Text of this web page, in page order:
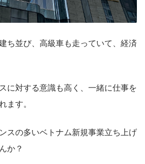
ち並び、高級車も走っていて、経済
に対する意識も高く、一緒に仕事を
ます。
スの多いベトナム新規事業立ち上げ
か？